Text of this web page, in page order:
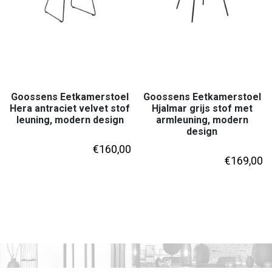
Goossens Eetkamerstoel
Hera antraciet velvet stof
leuning, modern design
€160,00
Goossens Eetkamerstoel
Hjalmar grijs stof met
armleuning, modern
design
€169,00